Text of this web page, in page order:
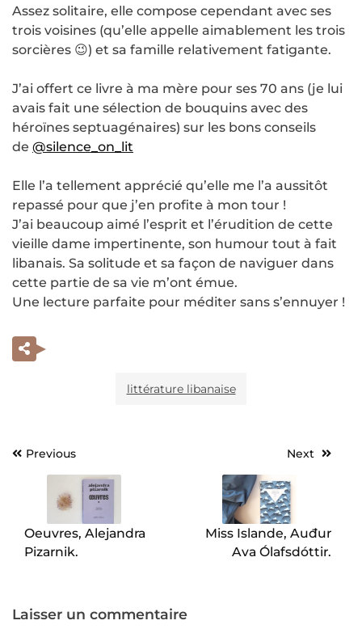
Assez solitaire, elle compose cependant avec ses
trois voisines (qu’elle appelle aimablement les trois
sorcières 😉) et sa famille relativement fatigante.
J’ai offert ce livre à ma mère pour ses 70 ans (je lui
avais fait une sélection de bouquins avec des
héroïnes septuagénaires) sur les bons conseils
de @silence_on_lit
Elle l’a tellement apprécié qu’elle me l’a aussitôt
repassé pour que j’en profite à mon tour !
J’ai beaucoup aimé l’esprit et l’érudition de cette
vieille dame impertinente, son humour tout à fait
libanais. Sa solitude et sa façon de naviguer dans
cette partie de sa vie m’ont émue.
Une lecture parfaite pour méditer sans s’ennuyer !
littérature libanaise
Navigation
l’article
Previous
Oeuvres, Alejandra
Pizarnik.
Next
Miss Islande, Auđur
Ava Ólafsdóttir.
Laisser un commentaire